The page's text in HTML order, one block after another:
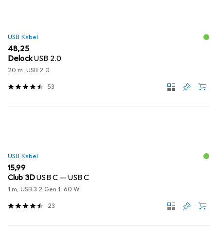
USB Kabel
EUR
48,25
DelockUSB 2.0
20 m, USB 2.0
53
USB Kabel
EUR
15,99
Club 3DUSB C — USB C
1 m, USB 3.2 Gen 1, 60 W
23